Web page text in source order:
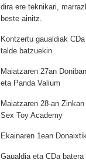
dira ere teknikari,
beste ainitz.
Kontzertu gaualdiak
talde batzuekin.
Maiatzaren 27an
eta Panda Valium
Maiatzaren 28-an
Sex Toy Academy
Ekainaren 1ean
Gaualdia eta CDa